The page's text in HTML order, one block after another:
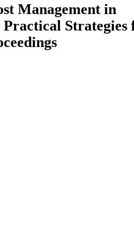
Management in
Strategies